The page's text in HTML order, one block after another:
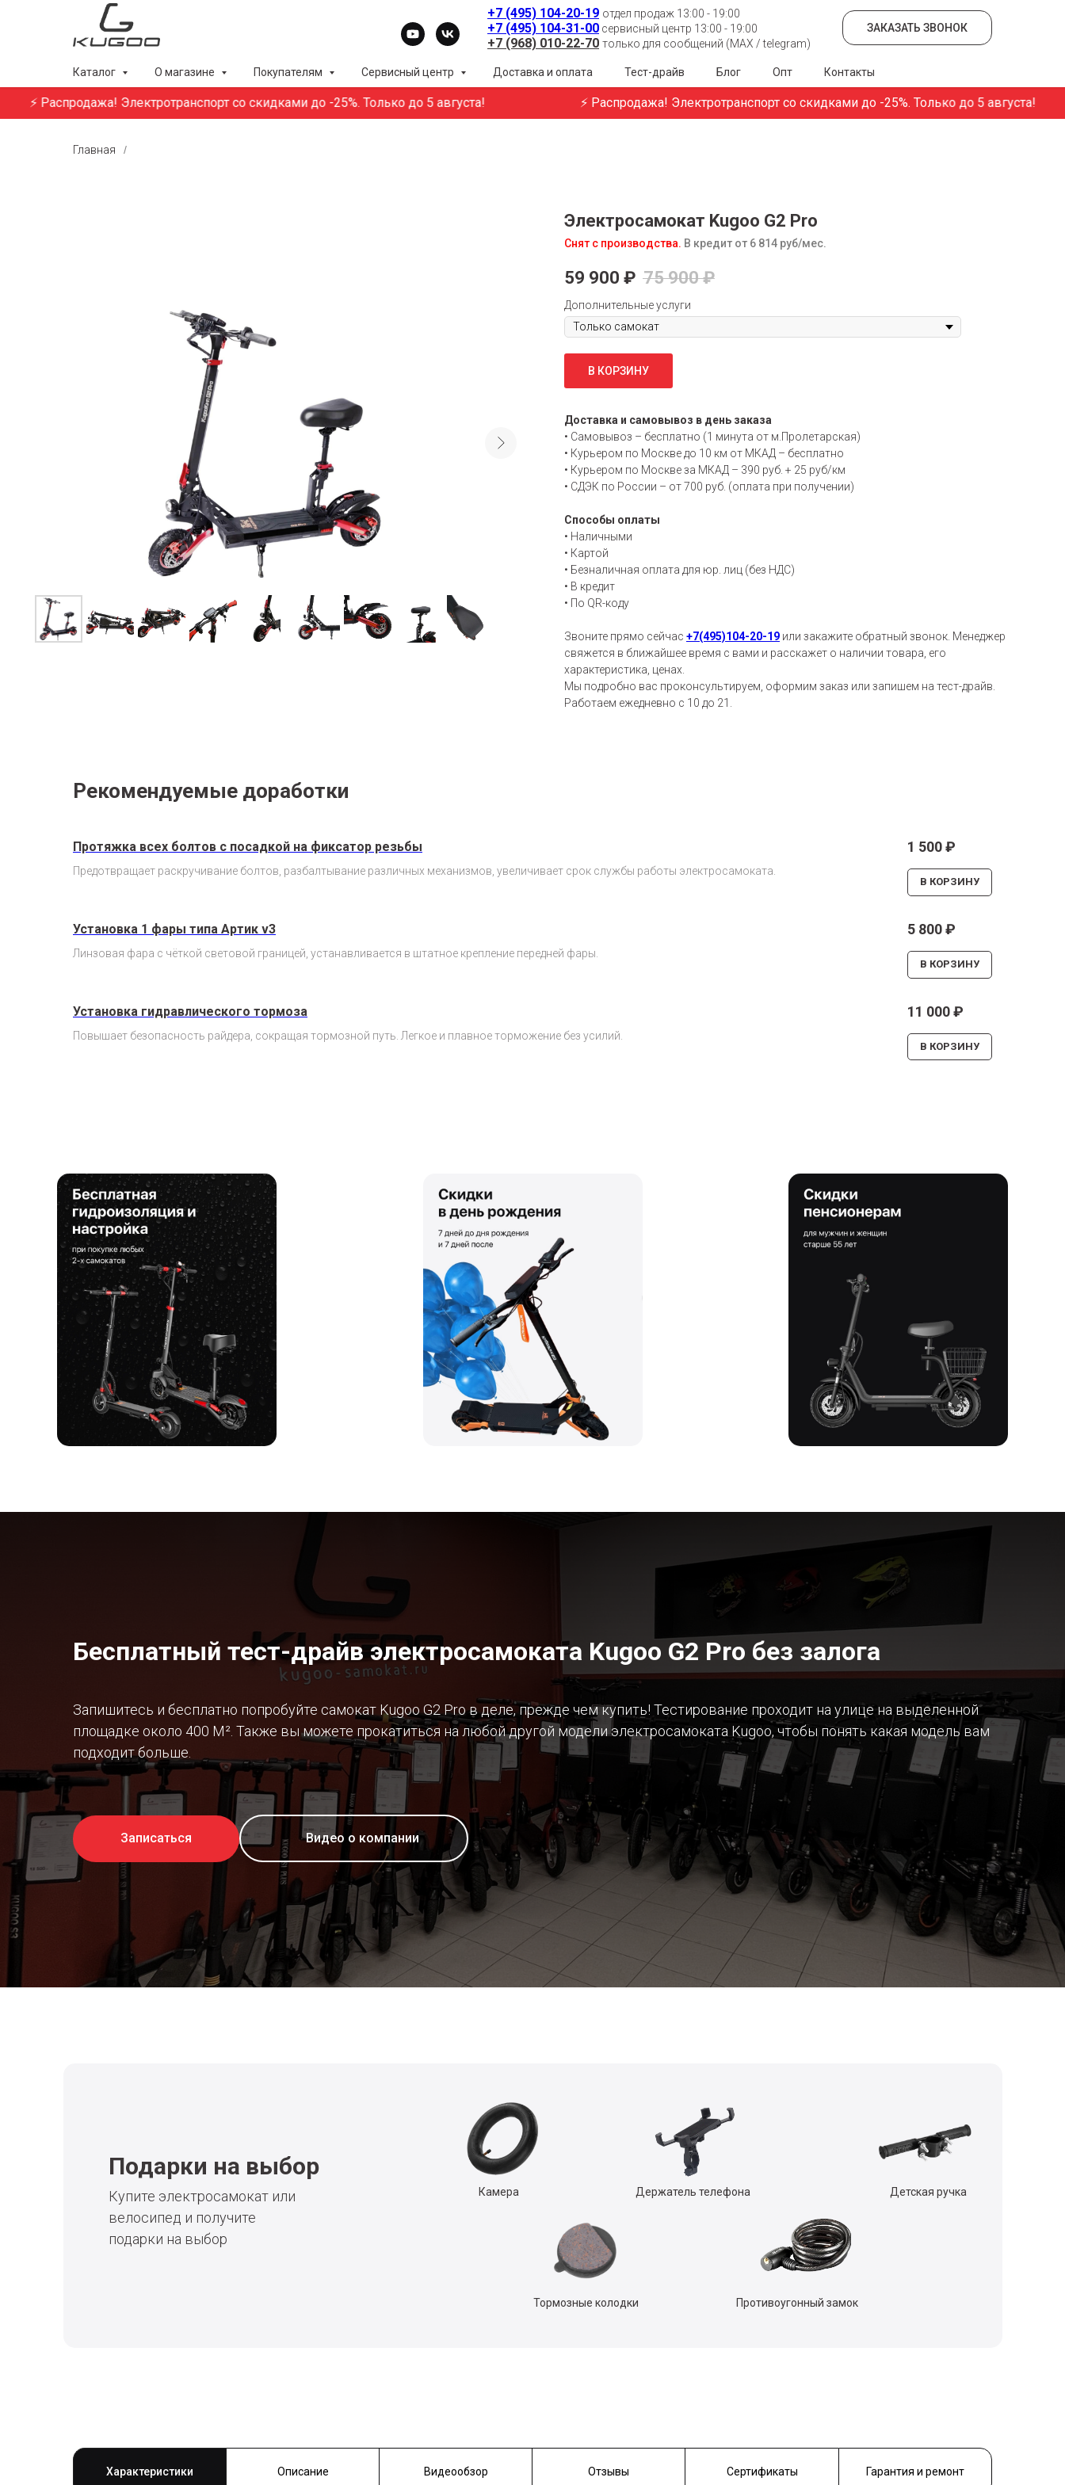
+7 (495) 104-20-19 отдел продаж 13:00 - 19:00
+7 (495) 104-31-00 сервисный центр 13:00 - 19:00
+7 (968) 010-22-70 только для сообщений (MAX / telegram)
ЗАКАЗАТЬ ЗВОНОК
Каталог О магазине Покупателям Сервисный центр Доставка и оплата Тест-драйв Блог Опт Контакты
⚡ Распродажа! Электротранспорт со скидками до -25%. Только до 5 августа! ⚡ Распродажа! Электротранспорт со скидками до -25%. Только до 5 августа!
Главная /
Электросамокат Kugoo G2 Pro
Снят с производства. В кредит от 6 814 руб/мес.
59 900 ₽ 75 900 ₽
Дополнительные услуги
В КОРЗИНУ
Доставка и самовывоз в день заказа
• Самовывоз – бесплатно (1 минута от м.Пролетарская)
• Курьером по Москве до 10 км от МКАД – бесплатно
• Курьером по Москве за МКАД – 390 руб. + 25 руб/км
• СДЭК по России – от 700 руб. (оплата при получении)
Способы оплаты
• Наличными
• Картой
• Безналичная оплата для юр. лиц (без НДС)
• В кредит
• По QR-коду
Звоните прямо сейчас +7(495)104-20-19 или закажите обратный звонок. Менеджер
свяжется в ближайшее время с вами и расскажет о наличии товара, его
характеристика, ценах.
Мы подробно вас проконсультируем, оформим заказ или запишем на тест-драйв.
Работаем ежедневно с 10 до 21.
Рекомендуемые доработки
Протяжка всех болтов с посадкой на фиксатор резьбы
Предотвращает раскручивание болтов, разбалтывание различных механизмов, увеличивает срок службы работы электросамоката.
1 500₽
В КОРЗИНУ
Установка 1 фары типа Артик v3
Линзовая фара с чёткой световой границей, устанавливается в штатное крепление передней фары.
5 800₽
В КОРЗИНУ
Установка гидравлического тормоза
Повышает безопасность райдера, сокращая тормозной путь. Легкое и плавное торможение без усилий.
11 000₽
В КОРЗИНУ
Бесплатный тест-драйв электросамоката Kugoo G2 Pro без залога
Запишитесь и бесплатно попробуйте самокат Kugoo G2 Pro в деле, прежде чем купить! Тестирование проходит на улице на выделенной
площадке около 400 М². Также вы можете прокатиться на любой другой модели электросамоката Kugoo, чтобы понять какая модель вам
подходит больше.
Записаться Видео о компании
Подарки на выбор
Купите электросамокат или
велосипед и получите
подарки на выбор
Держатель телефона
Противоугонный замок
Камера
Тормозные колодки
Детская ручка
Характеристики Описание Видеообзор Отзывы Сертификаты Гарантия и ремонт